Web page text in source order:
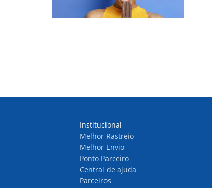
Institucional
Melhor Rastreio
Melhor Envio
Ponto Parceiro
Central de ajuda
Parceiros